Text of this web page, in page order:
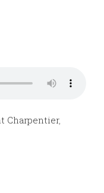
Charpentier,